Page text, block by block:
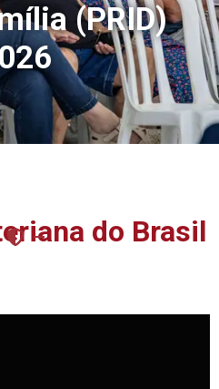
(PRID)
do Brasil